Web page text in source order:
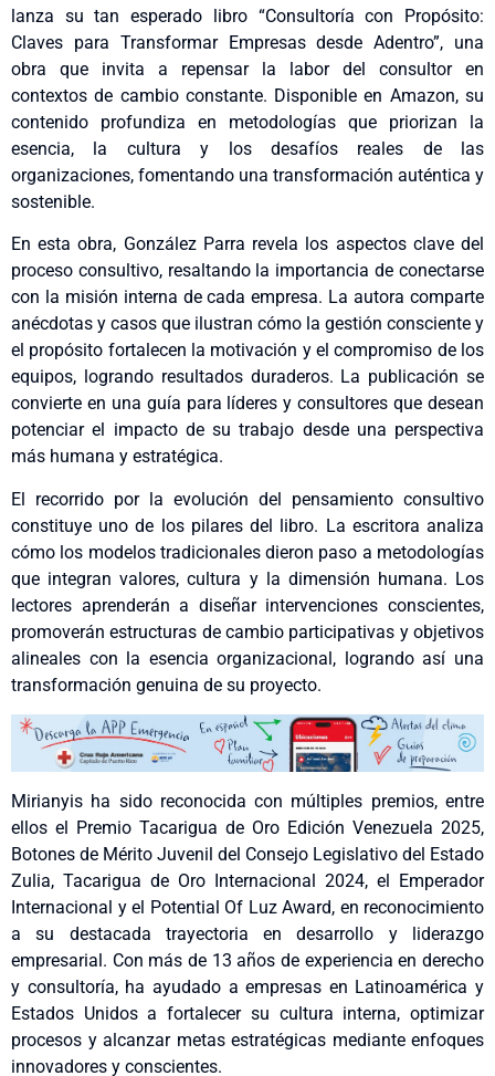
lanza su tan esperado libro “Consultoría con Propósito:
Claves para Transformar Empresas desde Adentro”, una
obra que invita a repensar la labor del consultor en
contextos de cambio constante. Disponible en Amazon, su
contenido profundiza en metodologías que priorizan la
esencia, la cultura y los desafíos reales de las
organizaciones, fomentando una transformación auténtica y
sostenible.
En esta obra, González Parra revela los aspectos clave del
proceso consultivo, resaltando la importancia de conectarse
con la misión interna de cada empresa. La autora comparte
anécdotas y casos que ilustran cómo la gestión consciente y
el propósito fortalecen la motivación y el compromiso de los
equipos, logrando resultados duraderos. La publicación se
convierte en una guía para líderes y consultores que desean
potenciar el impacto de su trabajo desde una perspectiva
más humana y estratégica.
El recorrido por la evolución del pensamiento consultivo
constituye uno de los pilares del libro. La escritora analiza
cómo los modelos tradicionales dieron paso a metodologías
que integran valores, cultura y la dimensión humana. Los
lectores aprenderán a diseñar intervenciones conscientes,
promoverán estructuras de cambio participativas y objetivos
alineales con la esencia organizacional, logrando así una
transformación genuina de su proyecto.
Mirianyis ha sido reconocida con múltiples premios, entre
ellos el Premio Tacarigua de Oro Edición Venezuela 2025,
Botones de Mérito Juvenil del Consejo Legislativo del Estado
Zulia, Tacarigua de Oro Internacional 2024, el Emperador
Internacional y el Potential Of Luz Award, en reconocimiento
a su destacada trayectoria en desarrollo y liderazgo
empresarial. Con más de 13 años de experiencia en derecho
y consultoría, ha ayudado a empresas en Latinoamérica y
Estados Unidos a fortalecer su cultura interna, optimizar
procesos y alcanzar metas estratégicas mediante enfoques
innovadores y conscientes.